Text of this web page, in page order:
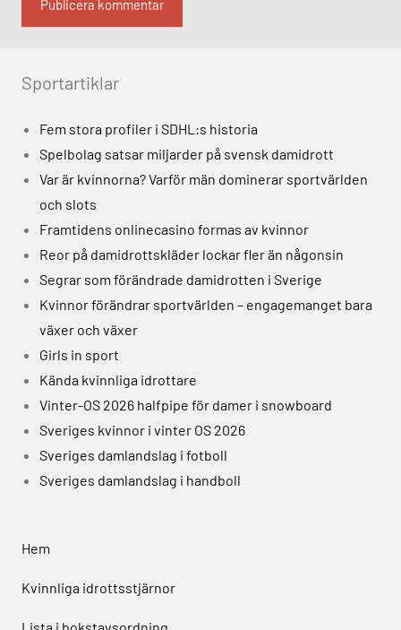
Sportartiklar
Fem stora profiler i SDHL:s historia
Spelbolag satsar miljarder på svensk damidrott
Var är kvinnorna? Varför män dominerar sportvärlden
och slots
Framtidens onlinecasino formas av kvinnor
Reor på damidrottskläder lockar fler än någonsin
Segrar som förändrade damidrotten i Sverige
Kvinnor förändrar sportvärlden – engagemanget bara
växer och växer
Girls in sport
Kända kvinnliga idrottare
Vinter-OS 2026 halfpipe för damer i snowboard
Sveriges kvinnor i vinter OS 2026
Sveriges damlandslag i fotboll
Sveriges damlandslag i handboll
Hem
Kvinnliga idrottsstjärnor